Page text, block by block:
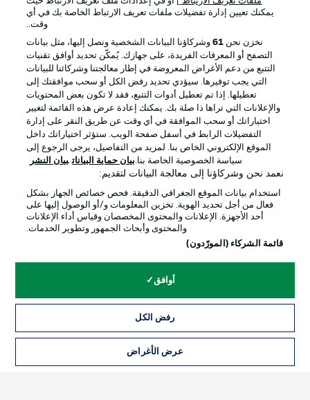
تطبيق الدوري الألماني
Official Partners
الإخطارات القانونية
شروط الاستخدام الوظائف
تواصل معنا
يمكنك تعيين إدارة تفضيلات ملفات تعريف الارتباط الخاصة بك في أي
وقت..
نخزن نحن 61وشركاؤنا البيانات الشخصية ونصل إليها، مثل بيانات
التصفح أو المعرفات الفريدة، على جهازك. يُمكّن تحديد أوافق تقنيات
التتبع من دعم الأغراض المعروضة في إطار معالجتنا وشركائنا للبيانات
التي يجب توفيرها. سيؤدي تحديد رفض الكل أو سحب موافقتك إلى
تعطيلها. إذا تم تعطيل أدوات التتبع، فقد لا تكون بعض المحتويات
والإعلانات التي تراها ذا صلة بك. يمكنك إعادة عرض هذه القائمة لتغيير
اختياراتك أو سحب الموافقة في أي وقت عن طريق النقر على إدارة
التفضيلات الرابط في أسفل صفحة الويب. ستؤثر اختياراتك داخل
الموقع الإلكتروني الخاص بنا. لمزيد من التفاصيل، يرجى الرجوع إلى
سياسة الخصوصية الخاصة بنا.بيان حماية البيانات بيان النشر
نعمد نحن وشركاؤنا إلى معالجة البيانات لتقديم:
استخدام بيانات الموقع الجغرافي الدقيقة. فحص خصائص الجهاز بشكل
فعال من أجل تحديد الهوية. تخزين المعلومات و/أو الوصول إليها على
أحد الأجهزة. الإعلانات والمحتوى المخصصان وقياس أداء الإعلانات
والمحتوى وأبحاث الجمهور وتطوير الخدمات.
قائمة الشركاء (المورّدون)
أوافق
رفض الكل
عرض الأغراض